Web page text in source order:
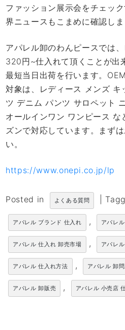
ファッション展示会をチェッ
界ニュースもこまめに確認しま
アパレル卸のわんピースでは
320円~仕入れて頂くことが出
最短当日出荷を行います。
対象は、レディース メンズ
ツ デニム パンツ サロペット
オールインワン ワンピース
ズンで対応しています。まず
い。
https://www.onepi.co.jp/lp
Posted in よくある質問
アパレル ブランド 仕入れ , アパレ
アパレル 仕入れ 卸売市場 , アパレ
アパレル 仕入れ方法 , アパレル 卸問
アパレル 卸販売 , アパレル 小売店